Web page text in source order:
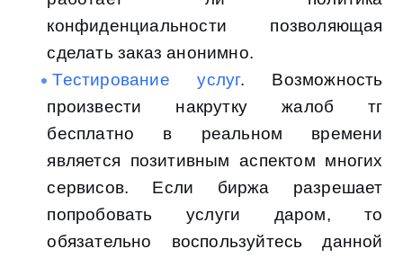
конфиденциальности позволяющая
сделать заказ анонимно.
Тестирование услуг. Возможность
произвести накрутку жалоб тг
бесплатно в реальном времени
является позитивным аспектом многих
сервисов. Если биржа разрешает
попробовать услуги даром, то
обязательно воспользуйтесь данной